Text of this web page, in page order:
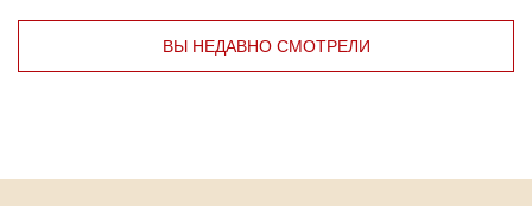
⇦ ⇨
ВЫ НЕДАВНО СМОТРЕЛИ